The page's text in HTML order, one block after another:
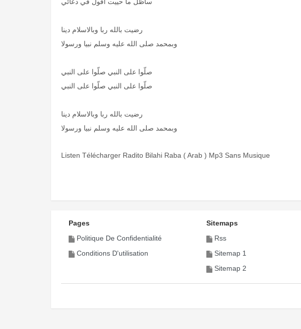
سأظل ما حييت أقول في دعائي
رضيت بالله ربا وبالاسلام دينا
وبمحمد صلى الله عليه وسلم نبيا ورسولا
صلّوا على النبي صلّوا على النبي
صلّوا على النبي صلّوا على النبي
رضيت بالله ربا وبالاسلام دينا
وبمحمد صلى الله عليه وسلم نبيا ورسولا
Listen Télécharger Radito Bilahi Raba ( Arab ) Mp3 Sans Musique
Pages
Politique De Confidentialité
Conditions D'utilisation
Sitemaps
Rss
Sitemap 1
Sitemap 2